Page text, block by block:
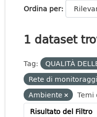
Ordina per
1 dataset
Tag:
QUALITÀ
Rete di
Ambiente
Temi
Risultato del Filtro